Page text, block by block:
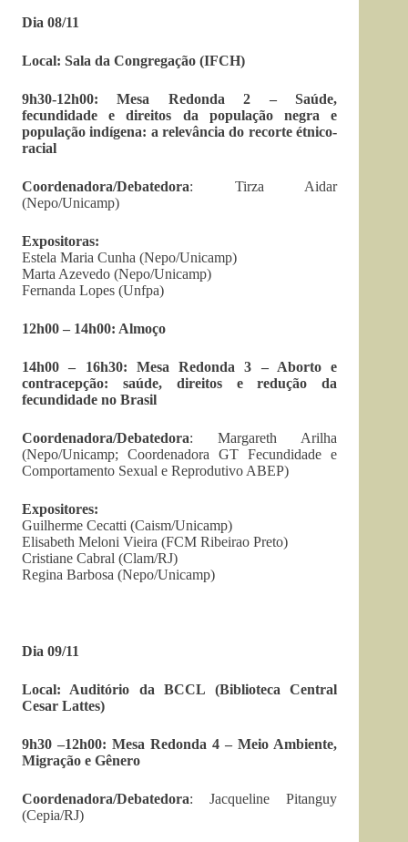
Dia 08/11
Local: Sala da Congregação (IFCH)
9h30-12h00: Mesa Redonda 2 – Saúde,
fecundidade e direitos da população negra e
população indígena: a relevância do recorte étnico-
racial
Coordenadora/Debatedora: Tirza Aidar
(Nepo/Unicamp)
Expositoras:
Estela Maria Cunha (Nepo/Unicamp)
Marta Azevedo (Nepo/Unicamp)
Fernanda Lopes (Unfpa)
12h00 – 14h00: Almoço
14h00 – 16h30: Mesa Redonda 3 – Aborto e
contracepção: saúde, direitos e redução da
fecundidade no Brasil
Coordenadora/Debatedora: Margareth Arilha
(Nepo/Unicamp; Coordenadora GT Fecundidade e
Comportamento Sexual e Reprodutivo ABEP)
Expositores:
Guilherme Cecatti (Caism/Unicamp)
Elisabeth Meloni Vieira (FCM Ribeirao Preto)
Cristiane Cabral (Clam/RJ)
Regina Barbosa (Nepo/Unicamp)
Dia 09/11
Local: Auditório da BCCL (Biblioteca Central
Cesar Lattes)
9h30 –12h00: Mesa Redonda 4 – Meio Ambiente,
Migração e Gênero
Coordenadora/Debatedora: Jacqueline Pitanguy
(Cepia/RJ)